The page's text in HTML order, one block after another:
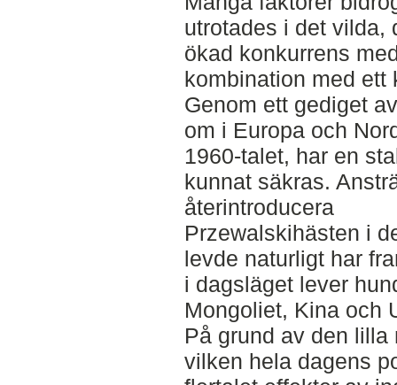
utrotades i det vilda,
ökad konkurrens
kombination med ett
Genom ett gediget
om i Europa och
1960-talet, har en
kunnat säkras.
återintroducera
Przewalskihästen i
levde naturligt har
i dagsläget lever
Mongoliet, Kina och
På grund av den
vilken hela dagens